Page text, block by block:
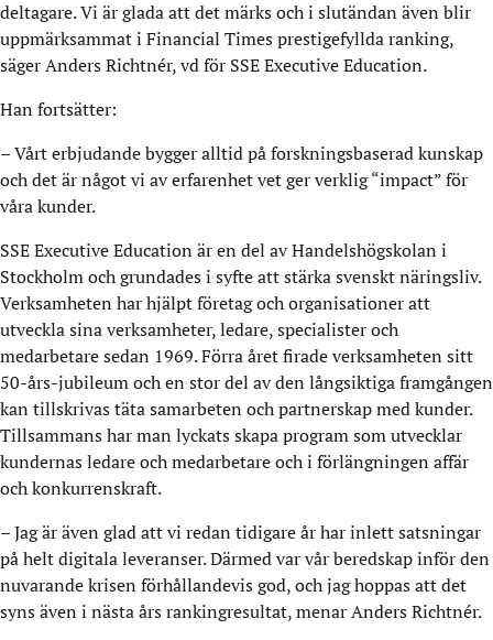
deltagare. Vi är glada att det märks och i slutändan även blir
uppmärksammat i Financial Times prestigefyllda ranking,
säger Anders Richtnér, vd för SSE Executive Education.
Han fortsätter:
– Vårt erbjudande bygger alltid på forskningsbaserad kunskap
och det är något vi av erfarenhet vet ger verklig “impact” för
våra kunder.
SSE Executive Education är en del av Handelshögskolan i
Stockholm och grundades i syfte att stärka svenskt näringsliv.
Verksamheten har hjälpt företag och organisationer att
utveckla sina verksamheter, ledare, specialister och
medarbetare sedan 1969. Förra året firade verksamheten sitt
50-års-jubileum och en stor del av den långsiktiga framgången
kan tillskrivas täta samarbeten och partnerskap med kunder.
Tillsammans har man lyckats skapa program som utvecklar
kundernas ledare och medarbetare och i förlängningen affär
och konkurrenskraft.
– Jag är även glad att vi redan tidigare år har inlett satsningar
på helt digitala leveranser. Därmed var vår beredskap inför den
nuvarande krisen förhållandevis god, och jag hoppas att det
syns även i nästa års rankingresultat, menar Anders Richtnér.